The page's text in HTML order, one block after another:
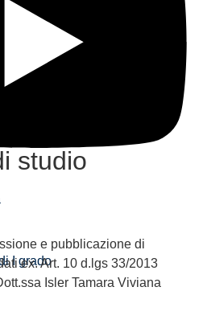
studio
I grado
e pubblicazione di
ex. Art. 10 d.lgs 33/2013
Isler Tamara Viviana